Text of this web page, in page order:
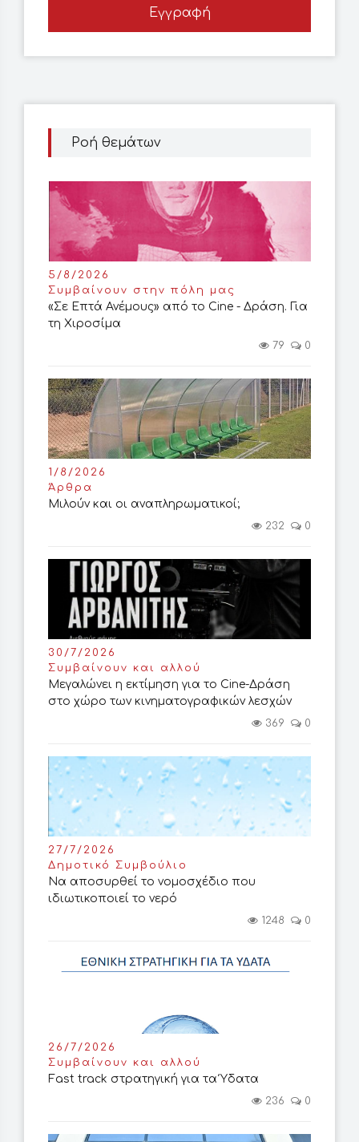
Ροή θεμάτων
5/8/2026
Συμβαίνουν στην πόλη μας
«Σε Επτά Ανέμους» από το Cine - Δράση. Για
τη Χιροσίμα
79 0
1/8/2026
Άρθρα
Μιλούν και οι αναπληρωματικοί;
232 0
30/7/2026
Συμβαίνουν και αλλού
Μεγαλώνει η εκτίμηση για το Cine-Δράση
στο χώρο των κινηματογραφικών λεσχών
369 0
27/7/2026
Δημοτικό Συμβούλιο
Να αποσυρθεί το νομοσχέδιο που
ιδιωτικοποιεί το νερό
1248 0
26/7/2026
Συμβαίνουν και αλλού
Fast track στρατηγική για τα Ύδατα
236 0
Εγγραφή